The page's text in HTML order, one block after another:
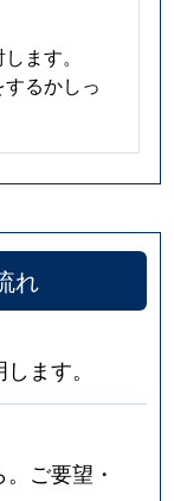
ます。
るかしっ
れ
ます。
ご要望・